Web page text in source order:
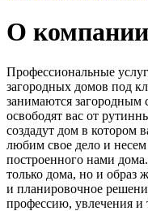
О
Профессиональные
загородных домов под
занимаются загородным
освободят вас от
создадут дом в котором
любим свое дело и несем
построенного нами
только дома, но и образ
и планировочное
профессию, увлечения и